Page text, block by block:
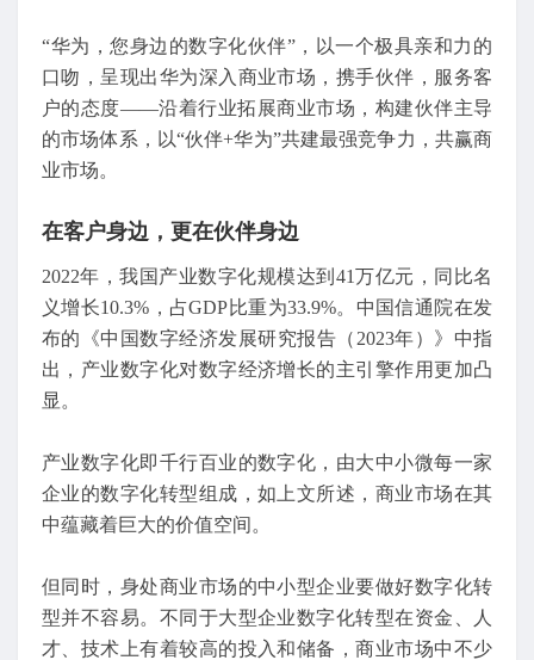
“华为，您身边的数字化伙伴”，以一个极具亲和力的
口吻，呈现出华为深入商业市场，携手伙伴，服务客
户的态度——沿着行业拓展商业市场，构建伙伴主导
的市场体系，以“伙伴+华为”共建最强竞争力，共赢商
业市场。
在客户身边，更在伙伴身边
2022年，我国产业数字化规模达到41万亿元，同比名
义增长10.3%，占GDP比重为33.9%。中国信通院在发
布的《中国数字经济发展研究报告（2023年）》中指
出，产业数字化对数字经济增长的主引擎作用更加凸
显。
产业数字化即千行百业的数字化，由大中小微每一家
企业的数字化转型组成，如上文所述，商业市场在其
中蕴藏着巨大的价值空间。
但同时，身处商业市场的中小型企业要做好数字化转
型并不容易。不同于大型企业数字化转型在资金、人
才、技术上有着较高的投入和储备，商业市场中不少